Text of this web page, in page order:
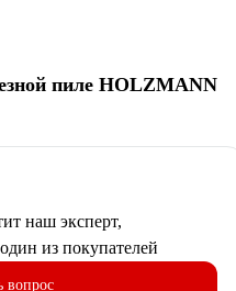
пиле HOLZMANN
наш эксперт,
из покупателей
вопрос